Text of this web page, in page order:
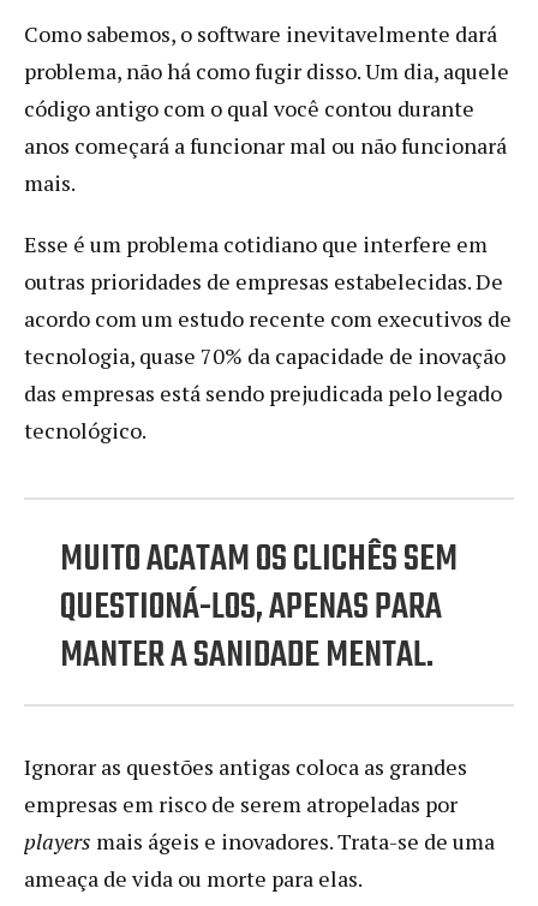
Como sabemos, o software inevitavelmente dará
problema, não há como fugir disso. Um dia, aquele
código antigo com o qual você contou durante
anos começará a funcionar mal ou não funcionará
mais.
Esse é um problema cotidiano que interfere em
outras prioridades de empresas estabelecidas. De
acordo com um estudo recente com executivos de
tecnologia, quase 70% da capacidade de inovação
das empresas está sendo prejudicada pelo legado
tecnológico.
MUITO ACATAM OS CLICHÊS SEM
QUESTIONÁ-LOS, APENAS PARA
MANTER A SANIDADE MENTAL.
Ignorar as questões antigas coloca as grandes
empresas em risco de serem atropeladas por
players mais ágeis e inovadores. Trata-se de uma
ameaça de vida ou morte para elas.